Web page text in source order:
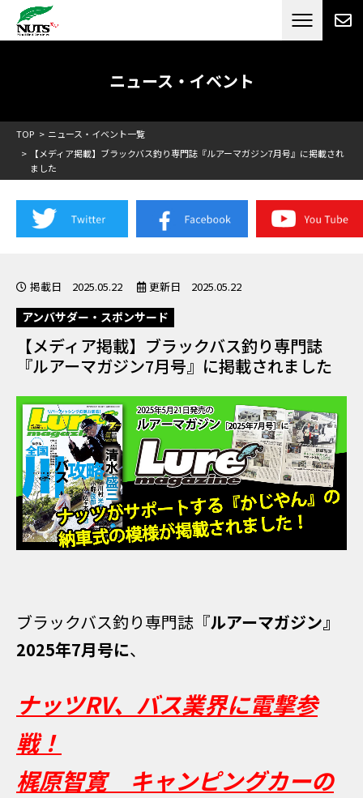
日本最大級のキャンピングカーメーカー
RV[テレビCM放送]
ニュース・イベント
TOP
ニュース・イベント一覧
【メディア掲載】ブラックバス釣り専門誌『ルアーマガジン7月号』に掲載され
ました
掲載日 2025.05.22 更新日 2025.05.22
アンバサダー・スポンサード
【メディア掲載】ブラックバス釣り専門誌
『ルアーマガジン7月号』に掲載されました
ブラックバス釣り専門誌『ルアーマガジン』
2025年7月号に、
ナッツRV、バス業界に電撃参
戦！
梶原智寛 キャンピングカーの